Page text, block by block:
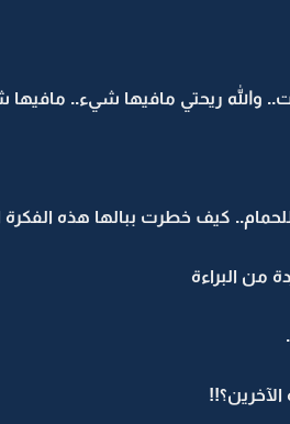
والله ريحتي مافيها شيء..
كيف خطرت ببالها هذه الفكرة
من البراءة